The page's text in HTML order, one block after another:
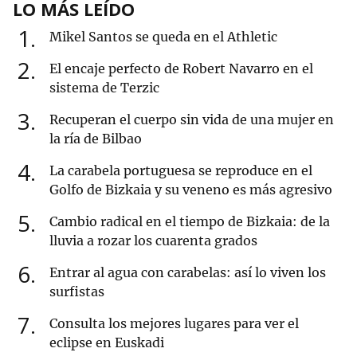
LO MÁS LEÍDO
1 Mikel Santos se queda en el Athletic
2
El encaje perfecto de Robert Navarro en el
sistema de Terzic
3
Recuperan el cuerpo sin vida de una mujer en
la ría de Bilbao
4
La carabela portuguesa se reproduce en el
Golfo de Bizkaia y su veneno es más agresivo
5
Cambio radical en el tiempo de Bizkaia: de la
lluvia a rozar los cuarenta grados
6
Entrar al agua con carabelas: así lo viven los
surfistas
7
Consulta los mejores lugares para ver el
eclipse en Euskadi